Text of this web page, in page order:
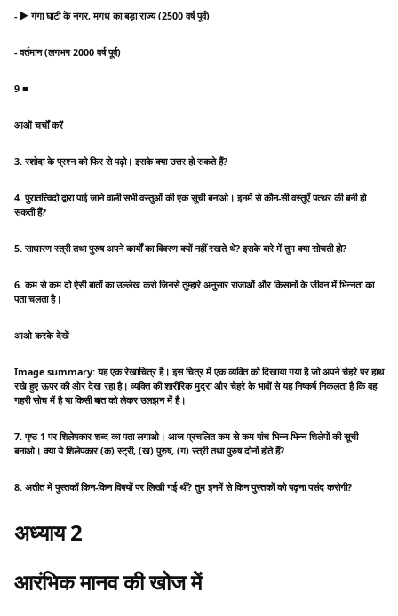
- ▶ गंगा घाटी के नगर, मगध का बड़ा राज्य (2500 वर्ष पूर्व)
- वर्तमान (लगभग 2000 वर्ष पूर्व)
9 ■
आओं चर्चों करें
3. रशोदा के प्रश्न को फिर से पढ़ो। इसके क्या उत्तर हो सकते हैं?
4. पुरातत्त्विदो द्वारा पाई जाने वाली सभी वस्तुओं की एक सूची बनाओ। इनमें से कौन-सी वस्तुएँ पत्थर की बनी हो
सकती हैं?
5. साधारण स्त्री तथा पुरुष अपने कार्यों का विवरण क्यों नहीं रखते थे? इसके बारे में तुम क्या सोचती हो?
6. कम से कम दो ऐसी बातों का उल्लेख करो जिनसे तुम्हारे अनुसार राजाओं और किसानों के जीवन में भिन्नता का
पता चलता है।
आओ करके देखें
Image summary: यह एक रेखाचित्र है। इस चित्र में एक व्यक्ति को दिखाया गया है जो अपने चेहरे पर हाथ
रखे हुए ऊपर की ओर देख रहा है। व्यक्ति की शारीरिक मुद्रा और चेहरे के भावों से यह निष्कर्ष निकलता है कि वह
गहरी सोच में है या किसी बात को लेकर उलझन में है।
7. पृष्ठ 1 पर शिलेपकार शब्द का पता लगाओ। आज प्रचलित कम से कम पांच भिन्न-भिन्न शिलेपों की सूची
बनाओ। क्या ये शिलेपकार (क) स्ट्री, (ख) पुरुष, (ग) स्त्री तथा पुरुष दोनों होते हैं?
8. अतीत में पुस्तकों किन-किन विषयों पर लिखी गई थीं? तुम इनमें से किन पुस्तकों को पढ़ना पसंद करोगी?
अध्याय 2
आरंभिक मानव की खोज में